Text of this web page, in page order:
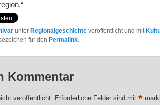
unter Regionalgeschichte veröffentlicht und mit
für den Permalink.
Kommentar
veröffentlicht. Erforderliche Felder sind mit*